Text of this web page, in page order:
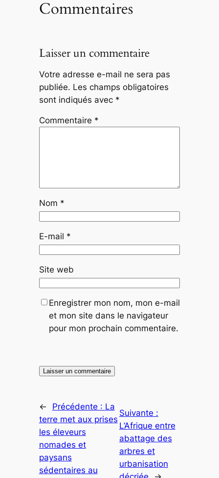
Commentaires
Laisser un commentaire
Votre adresse e-mail ne sera pas
publiée. Les champs obligatoires
sont indiqués avec *
Commentaire *
Nom *
E-mail *
Site web
Enregistrer mon nom, mon e-mail
et mon site dans le navigateur
pour mon prochain commentaire.
← Précédente : La
terre met aux prises
les éleveurs
nomades et
paysans
sédentaires au
Suivante :
L’Afrique entre
abattage des
arbres et
urbanisation